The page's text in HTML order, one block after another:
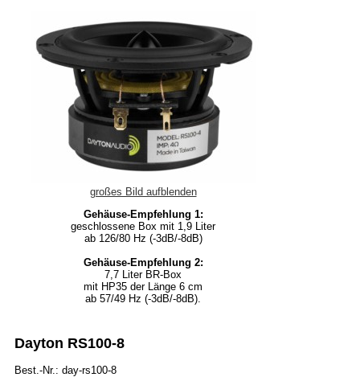
großes Bild aufblenden
Gehäuse-Empfehlung 1:
geschlossene Box mit 1,9 Liter
ab 126/80 Hz (-3dB/-8dB)
Gehäuse-Empfehlung 2:
7,7 Liter BR-Box
mit HP35 der Länge 6 cm
ab 57/49 Hz (-3dB/-8dB).
Dayton RS100-8
Best.-Nr.: day-rs100-8